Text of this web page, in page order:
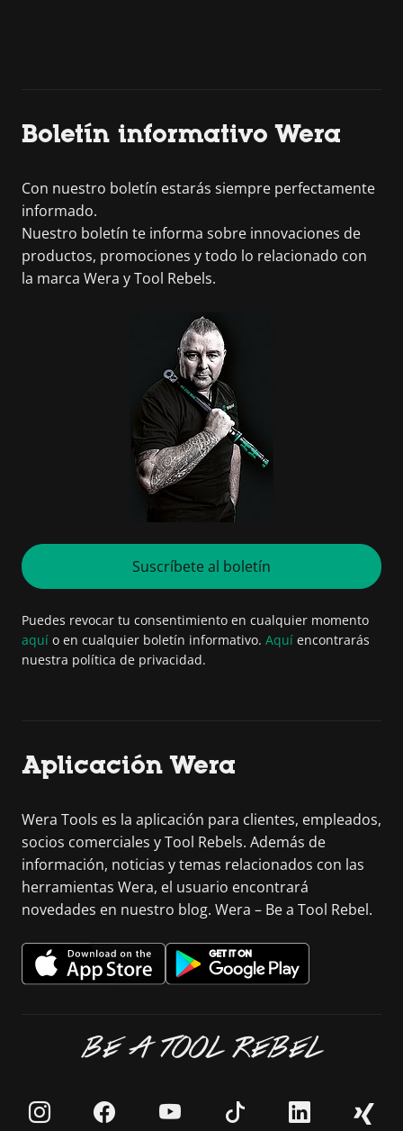
Boletín informativo Wera
Con nuestro boletín estarás siempre perfectamente
informado.
Nuestro boletín te informa sobre innovaciones de
productos, promociones y todo lo relacionado con
la marca Wera y Tool Rebels.
Suscríbete al boletín
Puedes revocar tu consentimiento en cualquier momento
aquí o en cualquier boletín informativo. Aquí encontrarás
nuestra política de privacidad.
Aplicación Wera
Wera Tools es la aplicación para clientes, empleados,
socios comerciales y Tool Rebels. Además de
información, noticias y temas relacionados con las
herramientas Wera, el usuario encontrará
novedades en nuestro blog. Wera – Be a Tool Rebel.
BE A TOOL REBEL